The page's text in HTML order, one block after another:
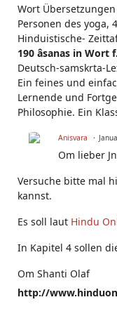
Wort
Personen des yoga,
Hinduistische-
190 âsanas in Wort
Deutsch-samskrta-
Ein feines und
Lernende und
Philosophie. Ein
Anisvara
Om lieber
Versuche bitte mal
kannst.
Es soll laut Hindu
In Kapitel 4 sollen
Om Shanti Olaf
http://